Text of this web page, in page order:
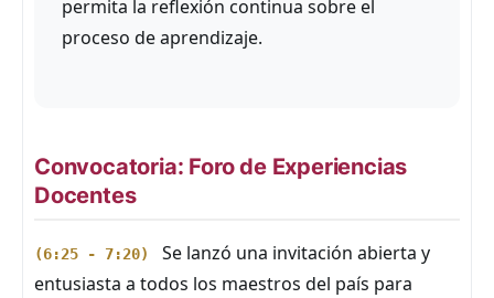
permita la reflexión continua sobre el
proceso de aprendizaje.
Convocatoria: Foro de Experiencias
Docentes
(6:25 - 7:20)
Se lanzó una invitación abierta y
entusiasta a todos los maestros del país para